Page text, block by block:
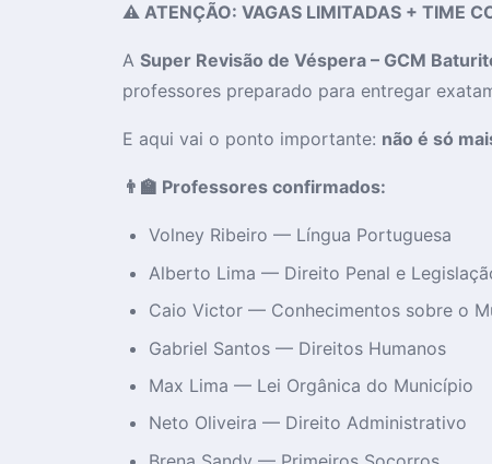
⚠️ ATENÇÃO: VAGAS LIMITADAS + TIME
A Super Revisão de Véspera – GCM
professores preparado para entregar
E aqui vai o ponto importante: não é só
👨‍🏫 Professores confirmados:
Volney Ribeiro — Língua Portuguesa
Alberto Lima — Direito Penal e
Caio Victor — Conhecimentos sobre o
Gabriel Santos — Direitos Humanos
Max Lima — Lei Orgânica do Município
Neto Oliveira — Direito Administrativo